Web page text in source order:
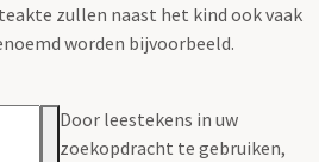
zullen naast het kind ook vaak
worden bijvoorbeeld.
Door leestekens in uw
zoekopdracht te gebruiken,